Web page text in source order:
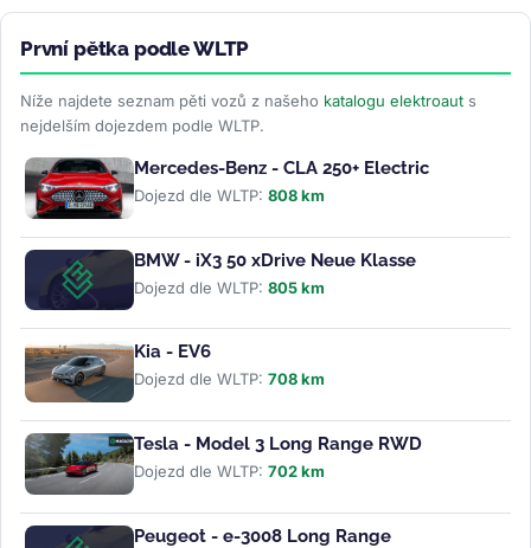
První pětka podle WLTP
Níže najdete seznam pěti vozů z našeho katalogu elektroaut s
nejdelším dojezdem podle WLTP.
Mercedes-Benz - CLA 250+ Electric
Dojezd dle WLTP: 808 km
BMW - iX3 50 xDrive Neue Klasse
Dojezd dle WLTP: 805 km
Kia - EV6
Dojezd dle WLTP: 708 km
Tesla - Model 3 Long Range RWD
Dojezd dle WLTP: 702 km
Peugeot - e-3008 Long Range